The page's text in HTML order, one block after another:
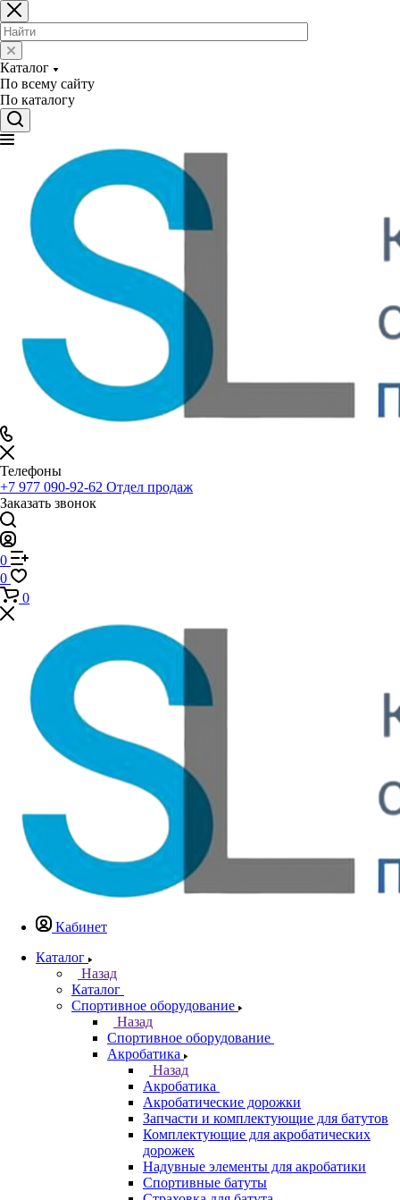
Каталог
По всему сайту
По каталогу
Телефоны
+7 977 090-92-62 Отдел продаж
Заказать звонок
0
0
0
Кабинет
Каталог
Назад
Каталог
Спортивное оборудование
Назад
Спортивное оборудование
Акробатика
Назад
Акробатика
Акробатические дорожки
Запчасти и комплектующие для батутов
Комплектующие для акробатических
дорожек
Надувные элементы для акробатики
Спортивные батуты